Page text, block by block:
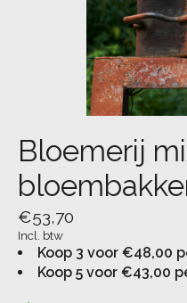
Bloemerij
€53,70
Incl. btw
Koop 3 voor €48,00
Koop 5 voor €43,00